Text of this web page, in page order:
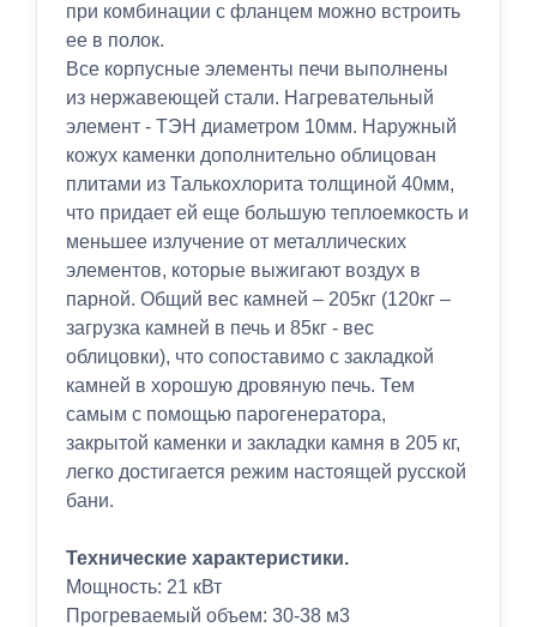
при комбинации с фланцем можно встроить
ее в полок.
Все корпусные элементы печи выполнены
из нержавеющей стали. Нагревательный
элемент - ТЭН диаметром 10мм. Наружный
кожух каменки дополнительно облицован
плитами из Талькохлорита толщиной 40мм,
что придает ей еще большую теплоемкость и
меньшее излучение от металлических
элементов, которые выжигают воздух в
парной. Общий вес камней – 205кг (120кг –
загрузка камней в печь и 85кг - вес
облицовки), что сопоставимо с закладкой
камней в хорошую дровяную печь. Тем
самым с помощью парогенератора,
закрытой каменки и закладки камня в 205 кг,
легко достигается режим настоящей русской
бани.
Технические характеристики.
Мощность: 21 кВт
Прогреваемый объем: 30-38 м3